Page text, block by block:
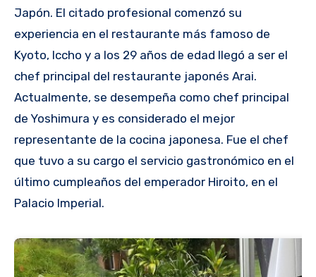
Japón. El citado profesional comenzó su
experiencia en el restaurante más famoso de
Kyoto, Iccho y a los 29 años de edad llegó a ser el
chef principal del restaurante japonés Arai.
Actualmente, se desempeña como chef principal
de Yoshimura y es considerado el mejor
representante de la cocina japonesa. Fue el chef
que tuvo a su cargo el servicio gastronómico en el
último cumpleaños del emperador Hiroito, en el
Palacio Imperial.